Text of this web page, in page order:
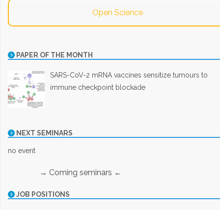
Open Science
PAPER OF THE MONTH
SARS-CoV-2 mRNA vaccines sensitize tumours to
immune checkpoint blockade
NEXT SEMINARS
no event
→ Coming seminars ←
JOB POSITIONS